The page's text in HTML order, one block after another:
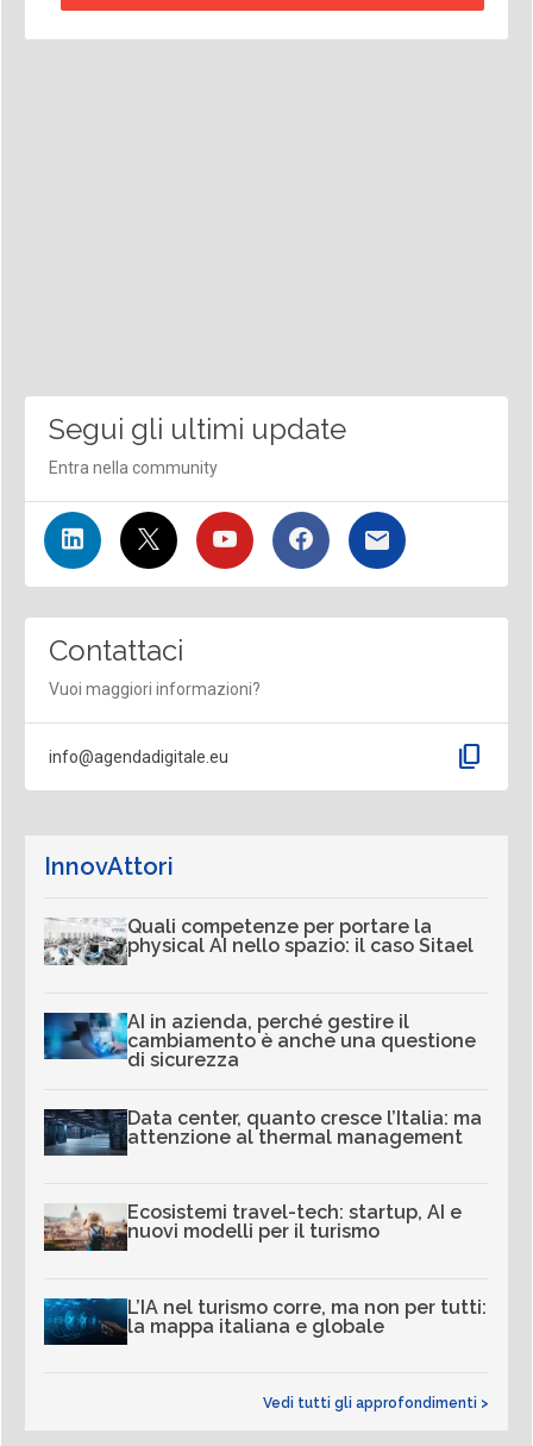
Segui gli ultimi update
Entra nella community
Contattaci
Vuoi maggiori informazioni?
info@agendadigitale.eu content_copy
InnovAttori
Quali competenze per portare la
physical AI nello spazio: il caso Sitael
AI in azienda, perché gestire il
cambiamento è anche una questione
di sicurezza
Data center, quanto cresce l’Italia: ma
attenzione al thermal management
Ecosistemi travel-tech: startup, AI e
nuovi modelli per il turismo
L’IA nel turismo corre, ma non per tutti:
la mappa italiana e globale
Vedi tutti gli approfondimenti >